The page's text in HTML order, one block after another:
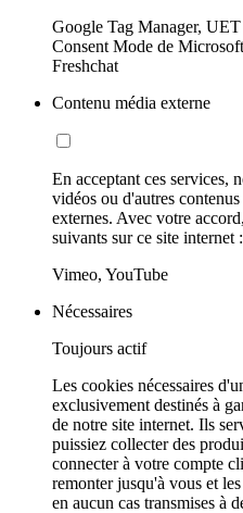
Google Tag Manager,
Consent Mode de
Freshchat
Contenu média externe
En acceptant ces services,
vidéos ou d'autres
externes. Avec votre
suivants sur ce site internet :
Vimeo, YouTube
Nécessaires
Toujours actif
Les cookies nécessaires
exclusivement destinés à
de notre site internet. Ils
puissiez collecter des
connecter à votre compte
remonter jusqu'à vous et
en aucun cas transmises à